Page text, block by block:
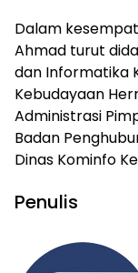
Dalam
Ahmad turut
dan Informatika
Kebudayaan
Administrasi
Badan
Dinas Kominfo
Penulis